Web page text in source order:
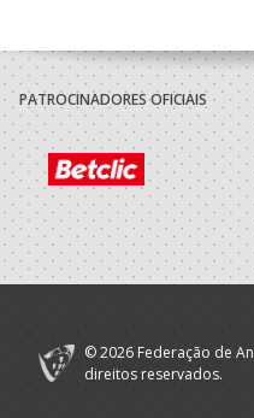
A.A. Braga
Vitória Sport
Clube
2021/22
A.A. Braga
Centro Cultural
Recreativo
Fermentoes
Centro Cultural
PATROCINADORES OFICIAIS
© 2026 Federação de
direitos reservados.